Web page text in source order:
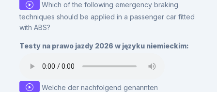
Which of the following emergency braking
techniques should be applied in a passenger car fitted
with ABS?
Testy na prawo jazdy 2026 w języku niemieckim:
Welche der nachfolgend genannten